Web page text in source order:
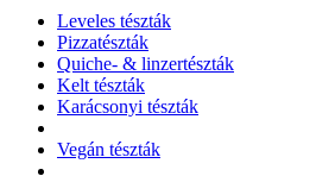
Leveles tészták
Pizzatészták
Quiche- & linzertészták
Kelt tészták
Karácsonyi tészták
Vegán tészták